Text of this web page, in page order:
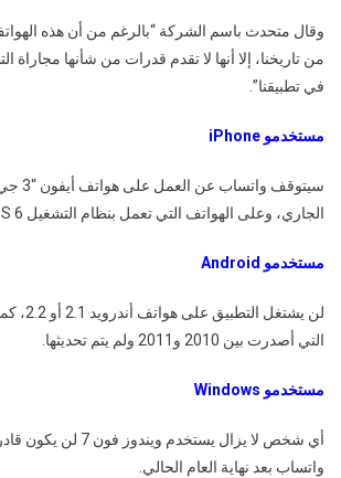
يكون
هاتفك
وقال متحدث باسم الشركة “بالرغم من أن هذه
من تاريخنا، إلا أنها لا تقدم قدرات من شأنها مجاراة
في تطبيقنا”.
مستخدمو iPhone
الجاري، وعلى الهواتف التي تعمل بنظام التشغيل iOS 6.
مستخدمو Android
لن يشتغل
التي أصدرت بين 2010 و2011 ولم يتم تحديثها.
مستخدمو Windows
أي شخص لا يزال يستخدم
واتساب بعد نهاية العام الحالي.